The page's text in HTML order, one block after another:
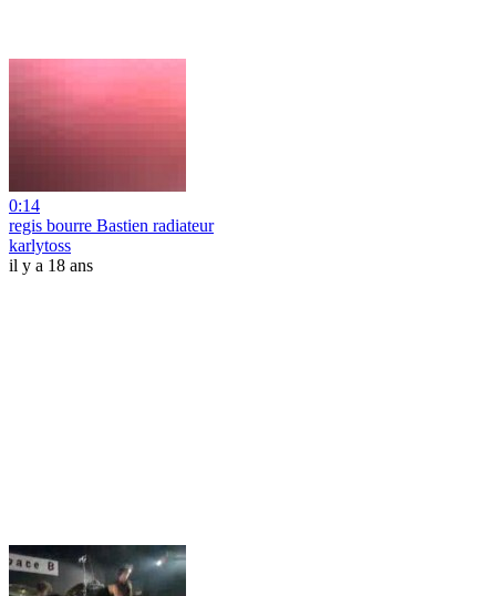
0:14
regis bourre Bastien radiateur
karlytoss
il y a 18 ans